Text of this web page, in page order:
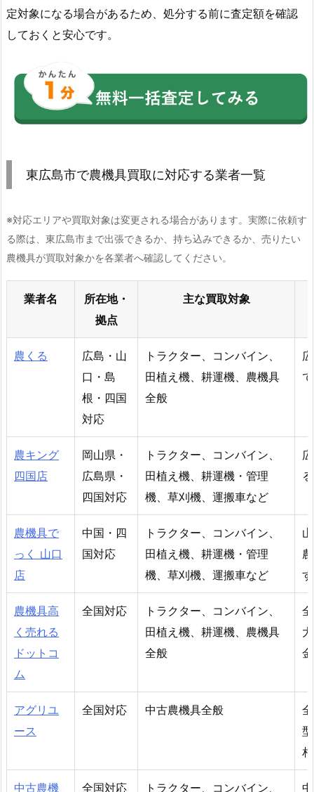
定対象になる場合があるため、処分する前に査定額を確認
しておくと安心です。
東広島市で農機具買取に対応する業者一覧
※対応エリアや買取対象は変更される場合があります。実際に依頼す
る際は、東広島市まで出張できるか、持ち込みできるか、売りたい
農機具が買取対象かを各業者へ確認してください。
業者名
所在地・
拠点
主な買取対象
農くる
広島・山
口・島
根・四国
対応
トラクター、コンバイン、
田植え機、耕運機、農機具
全般
農キング
四国店
岡山県・
広島県・
四国対応
トラクター、コンバイン、
田植え機、耕運機・管理
機、草刈機、運搬車など
農機具で
っく 山口
店
中国・四
国対応
トラクター、コンバイン、
田植え機、耕運機・管理
機、草刈機、運搬車など
農機具高
く売れる
ドットコ
ム
全国対応
トラクター、コンバイン、
田植え機、耕運機、農機具
全般
アグリユ
ース
全国対応 中古農機具全般
中古農機
全国対応
トラクター、コンバイン、